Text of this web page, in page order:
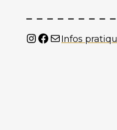
Instagram
Facebook
Mail
Infos